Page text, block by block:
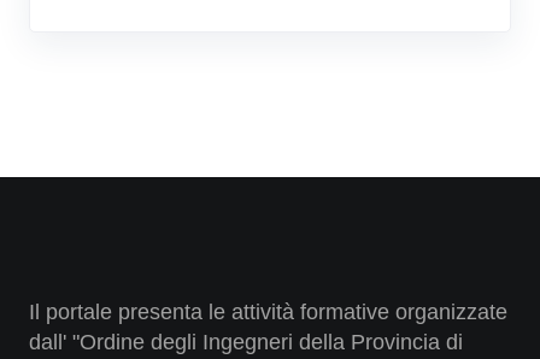
Il portale presenta le attività formative organizzate
dall' "Ordine degli Ingegneri della Provincia di